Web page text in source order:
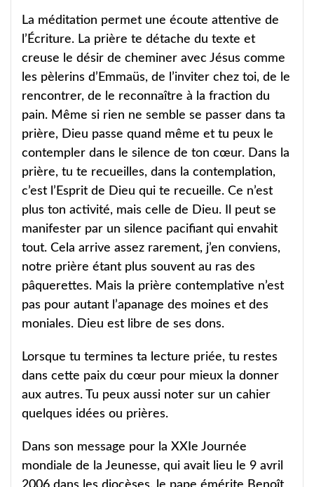
La méditation permet une écoute attentive de
l’Écriture. La prière te détache du texte et
creuse le désir de cheminer avec Jésus comme
les pèlerins d’Emmaüs, de l’inviter chez toi, de le
rencontrer, de le reconnaître à la fraction du
pain. Même si rien ne semble se passer dans ta
prière, Dieu passe quand même et tu peux le
contempler dans le silence de ton cœur. Dans la
prière, tu te recueilles, dans la contemplation,
c’est l’Esprit de Dieu qui te recueille. Ce n’est
plus ton activité, mais celle de Dieu. Il peut se
manifester par un silence pacifiant qui envahit
tout. Cela arrive assez rarement, j’en conviens,
notre prière étant plus souvent au ras des
pâquerettes. Mais la prière contemplative n’est
pas pour autant l’apanage des moines et des
moniales. Dieu est libre de ses dons.
Lorsque tu termines ta lecture priée, tu restes
dans cette paix du cœur pour mieux la donner
aux autres. Tu peux aussi noter sur un cahier
quelques idées ou prières.
Dans son message pour la XXIe Journée
mondiale de la Jeunesse, qui avait lieu le 9 avril